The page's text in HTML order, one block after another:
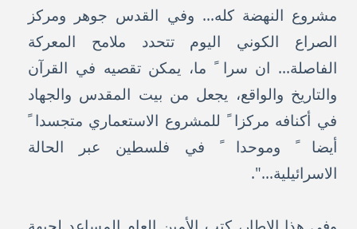
مشروع النهضة كله... وفي القدس جوهر ومركز
الصراع الكوني اليوم تتحدد ملامح المعركة
الفاصلة... ان سرا ً ما، يمكن تقصيه في القرآن
والتاريخ والواقع، يجعل من بيت المقدس والجهاد
في أكنافه مركزا ً للمشروع الاستعماري متجسدا ً
أيضا ً وموحدا ً في فلسطين عبر الحالة
الاسرائيلية...".